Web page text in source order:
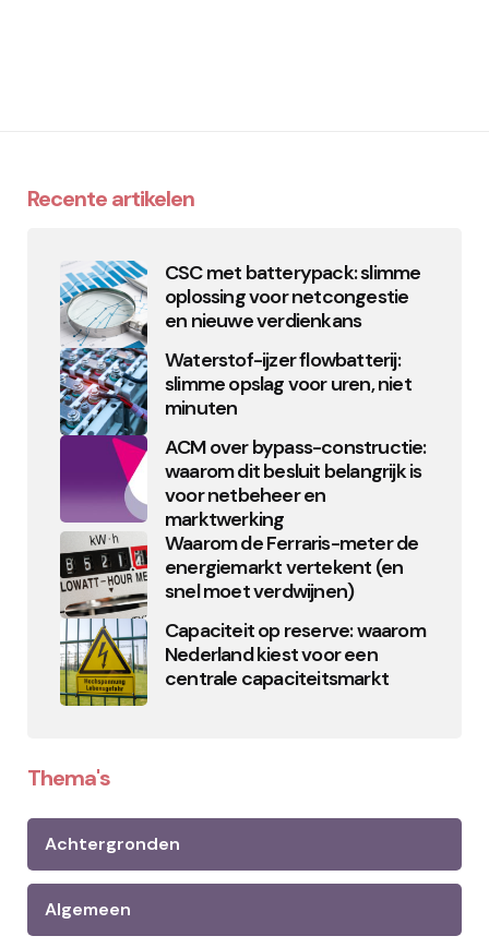
Recente artikelen
CSC met batterypack: slimme
oplossing voor netcongestie
en nieuwe verdienkans
Waterstof-ijzer flowbatterij:
slimme opslag voor uren, niet
minuten
ACM over bypass-constructie:
waarom dit besluit belangrijk is
voor netbeheer en
marktwerking
Waarom de Ferraris-meter de
energiemarkt vertekent (en
snel moet verdwijnen)
Capaciteit op reserve: waarom
Nederland kiest voor een
centrale capaciteitsmarkt
Thema's
Achtergronden
Algemeen